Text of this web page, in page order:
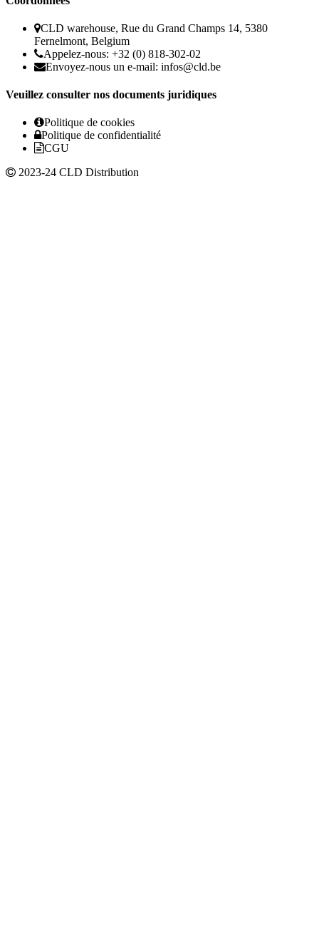
CLD warehouse, Rue du Grand Champs 14, 5380
Fernelmont, Belgium
Appelez-nous: +32 (0) 818-302-02
Envoyez-nous un e-mail: infos@cld.be
Veuillez consulter nos documents juridiques
Politique de cookies
Politique de confidentialité
CGU
2023-24 CLD Distribution